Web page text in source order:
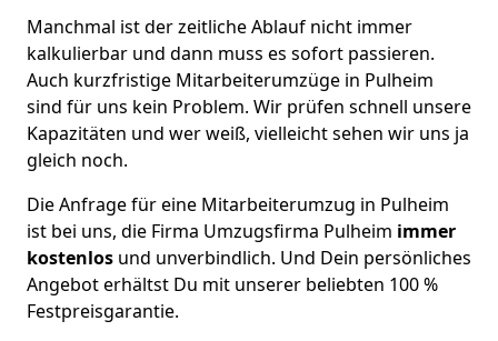
Manchmal ist der zeitliche Ablauf nicht immer
kalkulierbar und dann muss es sofort passieren.
Auch kurzfristige Mitarbeiterumzüge in Pulheim
sind für uns kein Problem. Wir prüfen schnell unsere
Kapazitäten und wer weiß, vielleicht sehen wir uns ja
gleich noch.
Die Anfrage für eine Mitarbeiterumzug in Pulheim
ist bei uns, die Firma Umzugsfirma Pulheim immer
kostenlos und unverbindlich. Und Dein persönliches
Angebot erhältst Du mit unserer beliebten 100 %
Festpreisgarantie.